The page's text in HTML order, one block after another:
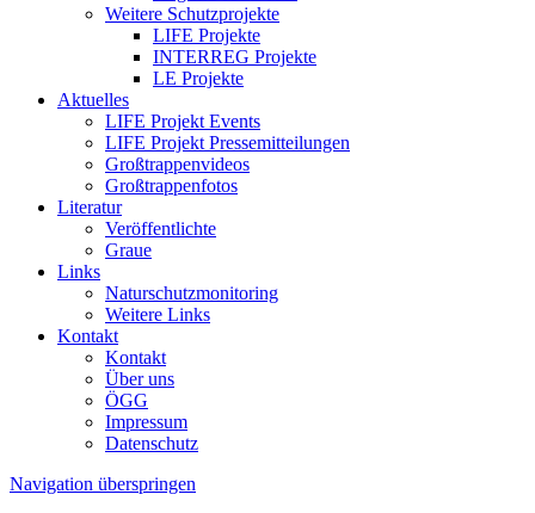
Weitere Schutzprojekte
LIFE Projekte
INTERREG Projekte
LE Projekte
Aktuelles
LIFE Projekt Events
LIFE Projekt Pressemitteilungen
Großtrappenvideos
Großtrappenfotos
Literatur
Veröffentlichte
Graue
Links
Naturschutzmonitoring
Weitere Links
Kontakt
Kontakt
Über uns
ÖGG
Impressum
Datenschutz
Navigation überspringen